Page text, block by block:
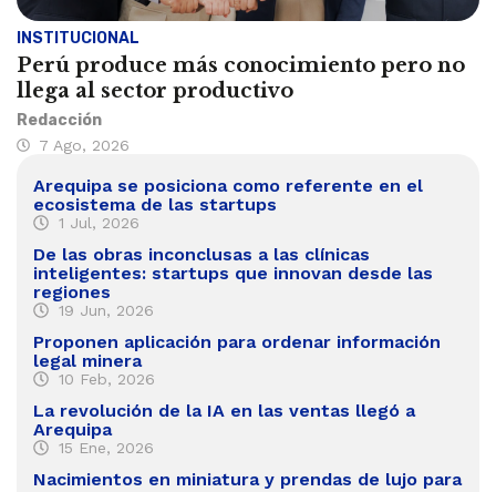
INSTITUCIONAL
Perú produce más conocimiento pero no
llega al sector productivo
Redacción
7 Ago, 2026
Arequipa se posiciona como referente en el
ecosistema de las startups
1 Jul, 2026
De las obras inconclusas a las clínicas
inteligentes: startups que innovan desde las
regiones
19 Jun, 2026
Proponen aplicación para ordenar información
legal minera
10 Feb, 2026
La revolución de la IA en las ventas llegó a
Arequipa
15 Ene, 2026
Nacimientos en miniatura y prendas de lujo para